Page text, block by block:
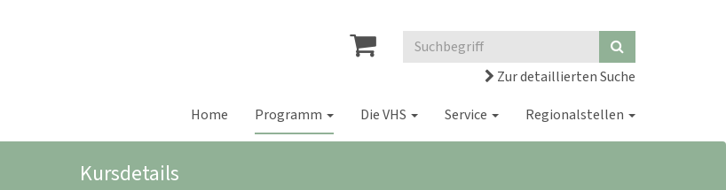
Zur detaillierten Suche
Home
Programm Die VHS Service Regionalstellen
Kursdetails